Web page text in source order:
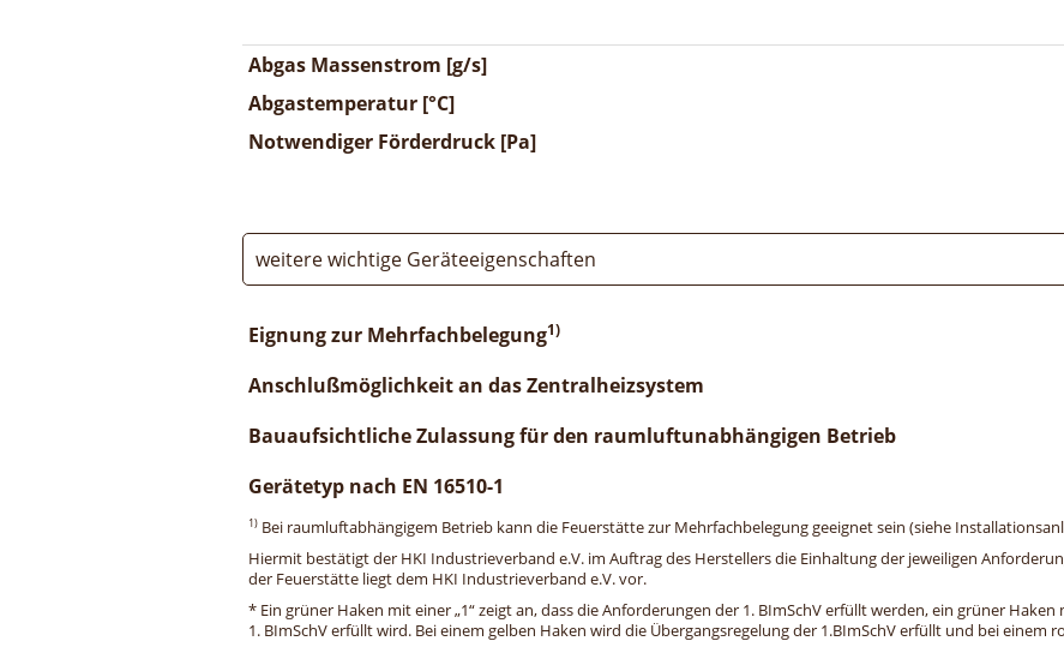
Abgas Massenstrom [g/s]
Abgastemperatur [°C]
Notwendiger Förderdruck [Pa]
weitere wichtige Geräteeigenschaften
Eignung zur Mehrfachbelegung1)
Anschlußmöglichkeit an das Zentralheizsystem
Bauaufsichtliche Zulassung für den raumluftunabhängigen Betrieb
Gerätetyp nach EN 16510-1
1) Bei raumluftabhängigem Betrieb kann die Feuerstätte zur Mehrfachbelegung geeignet sein (siehe
Hiermit bestätigt der HKI Industrieverband e.V. im Auftrag des Herstellers die Einhaltung der jeweiligen
der Feuerstätte liegt dem HKI Industrieverband e.V. vor.
* Ein grüner Haken mit einer „1“ zeigt an, dass die Anforderungen der 1. BImSchV erfüllt werden, ein grüner Haken
1. BImSchV erfüllt wird. Bei einem gelben Haken wird die Übergangsregelung der 1.BImSchV erfüllt und bei einem